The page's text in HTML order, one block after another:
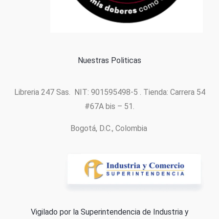
Nuestras Politicas
Libreria 247 Sas. NIT: 901595498-5 . Tienda: Carrera 54
#67A bis – 51.
Bogotá, D.C., Colombia
Vigilado por la Superintendencia de Industria y